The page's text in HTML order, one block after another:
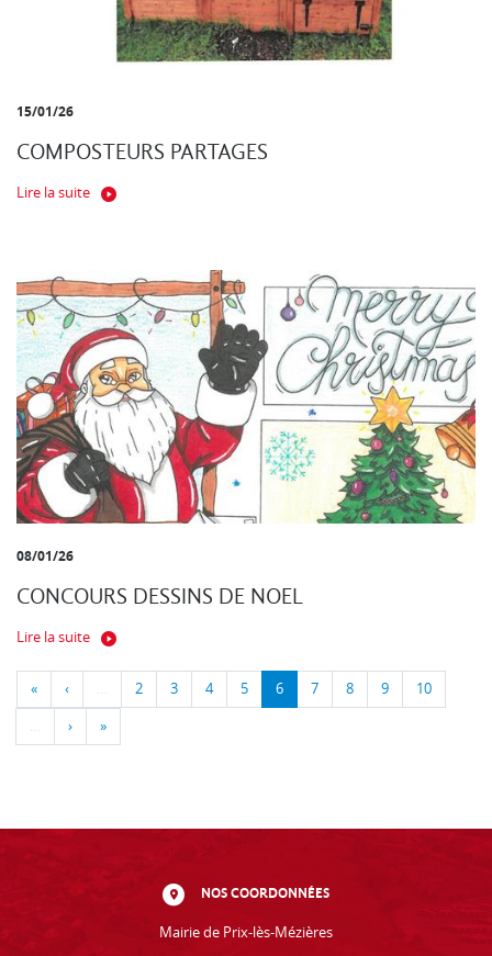
15/01/26
COMPOSTEURS PARTAGES
Lire la suite
08/01/26
CONCOURS DESSINS DE NOEL
Lire la suite
« ‹ … 2 3 4 5 6 7 8 9 10
… › »
NOS COORDONNÉES
Mairie de Prix-lès-Mézières